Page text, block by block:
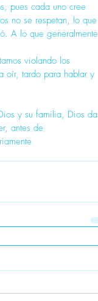
pues cada uno cree
no se respetan, lo que
A lo que generalmente
violando los
oír, tardo para hablar y
y su familia, Dios da
antes de